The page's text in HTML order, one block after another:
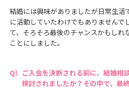
結婚には興味がありましたが日常生活
に活動していたわけでもありませんで
て、そろそろ最後のチャンスかもしれ
ことにしました。
ご入会を決断される前に、結婚相
検討されましたか？その中で、最